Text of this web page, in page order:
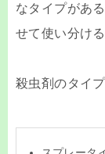
なタイプがあ
せて使い分け
殺虫剤のタイ